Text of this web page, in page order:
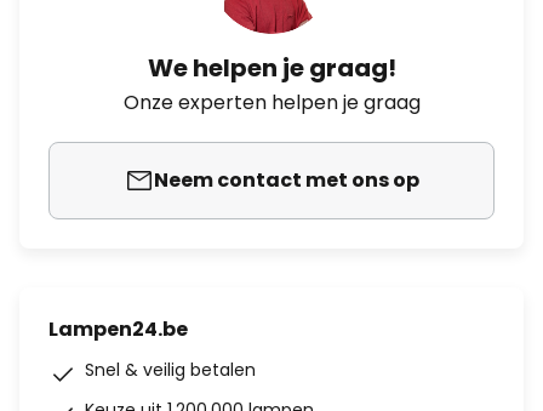
We helpen je graag!
Onze experten helpen je graag
Neem contact met ons op
Lampen24.be
Snel & veilig betalen